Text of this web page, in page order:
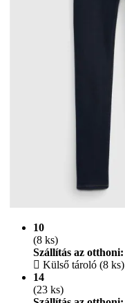
10
(8 ks)
Szállítás az otthoni:
Külső tároló (8 ks)
14
(23 ks)